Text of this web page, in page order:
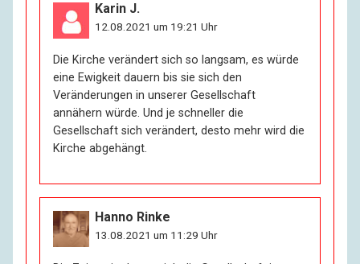
Karin J.
12.08.2021 um 19:21 Uhr
Die Kirche verändert sich so langsam, es würde
eine Ewigkeit dauern bis sie sich den
Veränderungen in unserer Gesellschaft
annähern würde. Und je schneller die
Gesellschaft sich verändert, desto mehr wird die
Kirche abgehängt.
Hanno Rinke
13.08.2021 um 11:29 Uhr